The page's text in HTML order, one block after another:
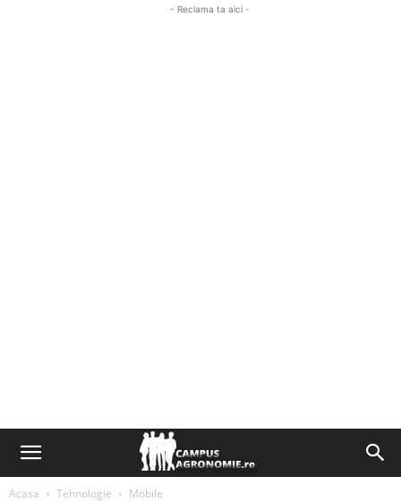
- Reclama ta aici -
Acasa Tehnologie Mobile